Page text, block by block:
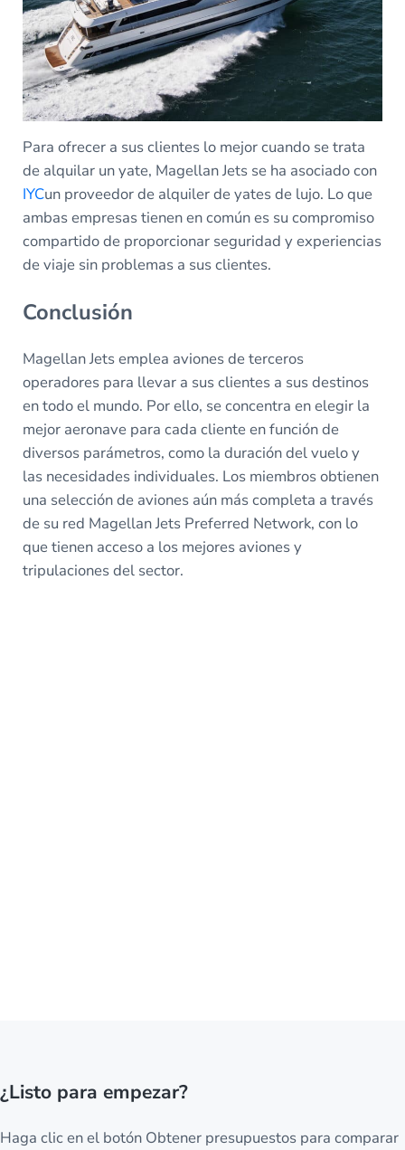
Para ofrecer a sus clientes lo mejor cuando se trata
de alquilar un yate, Magellan Jets se ha asociado con
IYCun proveedor de alquiler de yates de lujo. Lo que
ambas empresas tienen en común es su compromiso
compartido de proporcionar seguridad y experiencias
de viaje sin problemas a sus clientes.
Conclusión
Magellan Jets emplea aviones de terceros
operadores para llevar a sus clientes a sus destinos
en todo el mundo. Por ello, se concentra en elegir la
mejor aeronave para cada cliente en función de
diversos parámetros, como la duración del vuelo y
las necesidades individuales. Los miembros obtienen
una selección de aviones aún más completa a través
de su red Magellan Jets Preferred Network, con lo
que tienen acceso a los mejores aviones y
tripulaciones del sector.
¿Listo para empezar?
Haga clic en el botón Obtener presupuestos para comparar